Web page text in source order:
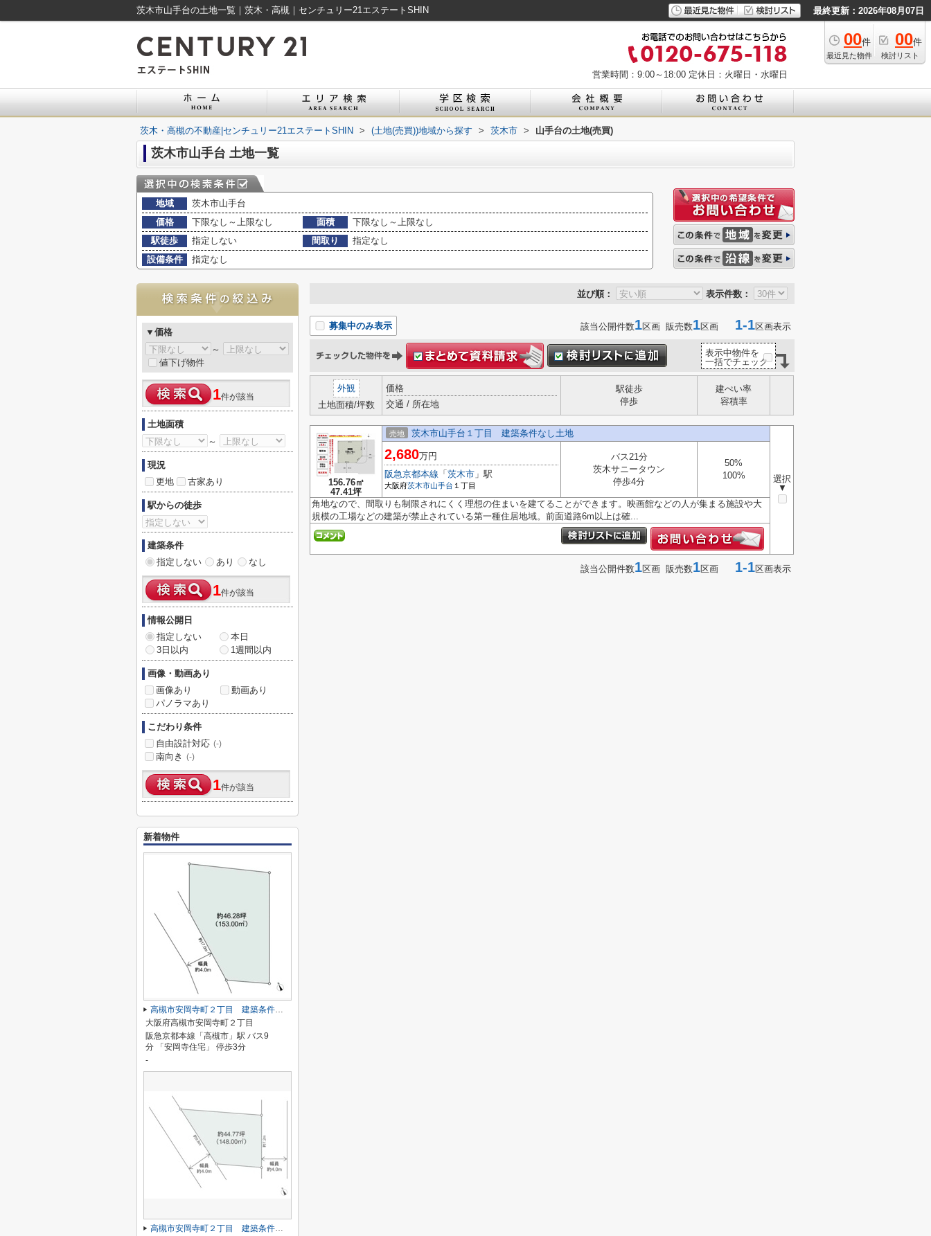
茨木市山手台の土地一覧｜茨木・高槻｜センチュリー21エステートSHIN 最終更新：2026年08月07日
00件
最近見た物件
00件
検討リスト
営業時間：9:00～18:00 定休日：火曜日・水曜日
茨木・高槻の不動産|センチュリー21エステートSHIN > (土地(売買))地域から探す > 茨木市 > 山手台の土地(売買)
茨木市山手台 土地一覧
地域
茨木市山手台
価格
下限なし～上限なし 面積
下限なし～上限なし
駅徒歩
指定しない 間取り
指定なし
設備条件
指定なし
並び順： 表示件数：
募集中のみ表示 該当公開件数1区画 販売数1区画 1-1区画表示
表示中物件を
一括でチェック
外観
土地面積/坪数
価格
交通 / 所在地
駅徒歩
停歩
建ぺい率
容積率
156.76㎡
47.41坪
売地 茨木市山手台１丁目 建築条件なし土地
選択
▼
2,680万円
阪急京都本線 「 茨木市 」駅
大阪府茨木市山手台 １丁目
バス21分
茨木サニータウン
停歩4分
50%
100%
角地なので、間取りも制限されにくく理想の住まいを建てることができます。映画館などの人が集まる施設や大
規模の工場などの建築が禁止されている第一種住居地域。前面道路6m以上は確...
該当公開件数1区画 販売数1区画 1-1区画表示
▼価格
～
値下げ物件
1件が該当
土地面積
～
現況
更地
古家あり
駅からの徒歩
建築条件
指定しない
あり なし
1件が該当
情報公開日
指定しない
本日
3日以内
1週間以内
画像・動画あり
画像あり
動画あり
パノラマあり
こだわり条件
自由設計対応 (-)
南向き (-)
1件が該当
新着物件
高槻市安岡寺町２丁目 建築条件なし土地
大阪府高槻市安岡寺町２丁目
阪急京都本線「高槻市」駅 バス9
分 「安岡寺住宅」 停歩3分
-
高槻市安岡寺町２丁目 建築条件なし土地